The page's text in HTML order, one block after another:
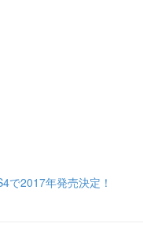
で2017年発売決定！